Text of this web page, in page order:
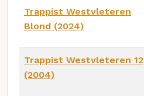
Trappist Westvleteren
Blond (2024)
Trappist Westvleteren 12
(2004)